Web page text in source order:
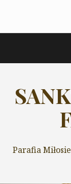
treści
Parafia